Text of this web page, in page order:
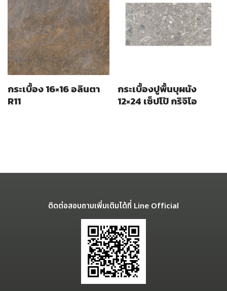
กระเบื้อง 16×16 อลินตา
R11
กระเบื้องปูพื้นบุผนัง
12×24 เซ็ปโป้ กริจิโอ
ติดต่อสอบถามเพิ่มเติมได้ที่ Line Official